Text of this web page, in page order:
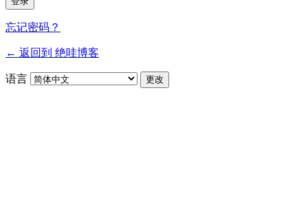
忘记密码？
← 返回到 绝哇博客
语言